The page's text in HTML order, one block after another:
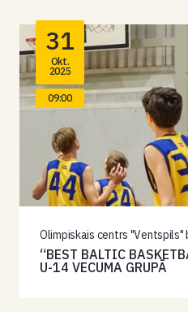
31
Okt.
2025
09:00
Olimpiskais centrs
“BEST BALTIC
U-14 VECUMA GRUPĀ